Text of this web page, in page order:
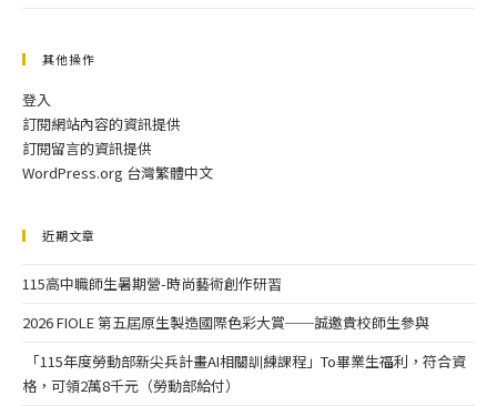
其他操作
登入
訂閱網站內容的資訊提供
訂閱留言的資訊提供
WordPress.org 台灣繁體中文
近期文章
115高中職師生暑期營-時尚藝術創作研習
2026 FIOLE 第五屆原生製造國際色彩大賞──誠邀貴校師生參與
「115年度勞動部新尖兵計畫AI相關訓練課程」To畢業生福利，符合資
格，可領2萬8千元（勞動部給付）